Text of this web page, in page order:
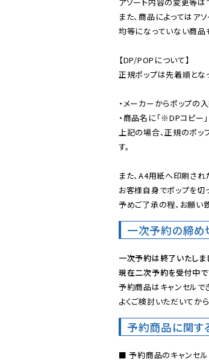
また、商品によってはア
均等になっていない商品
【DP/POPについて】
正規ポップは先着順とな
・メーカーからポップの
・商品名に「※DPコピー
上記の場合、正規のポッ
す。
また、A4用紙へ印刷され
お客様自身でポップを切
予めご了承の程、お願い致
一次予約の締め
一次予約は終了いたしま
現在二次予約を受付中で
予約商品はキャンセルで
よくご検討いただいてか
予約商品に関す